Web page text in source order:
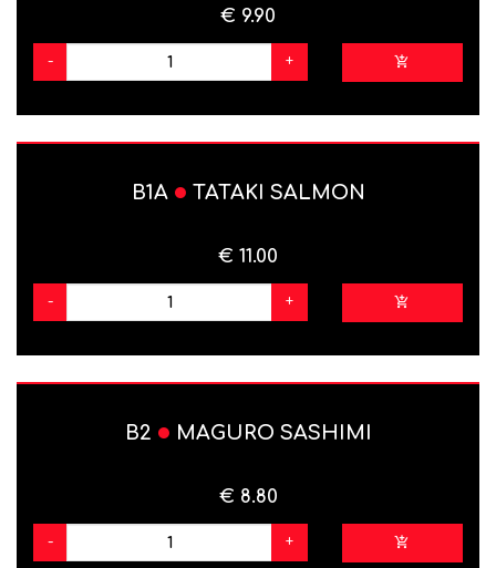
€ 9.90
- +
B1A TATAKI SALMON
€ 11.00
- +
B2 MAGURO SASHIMI
€ 8.80
- +